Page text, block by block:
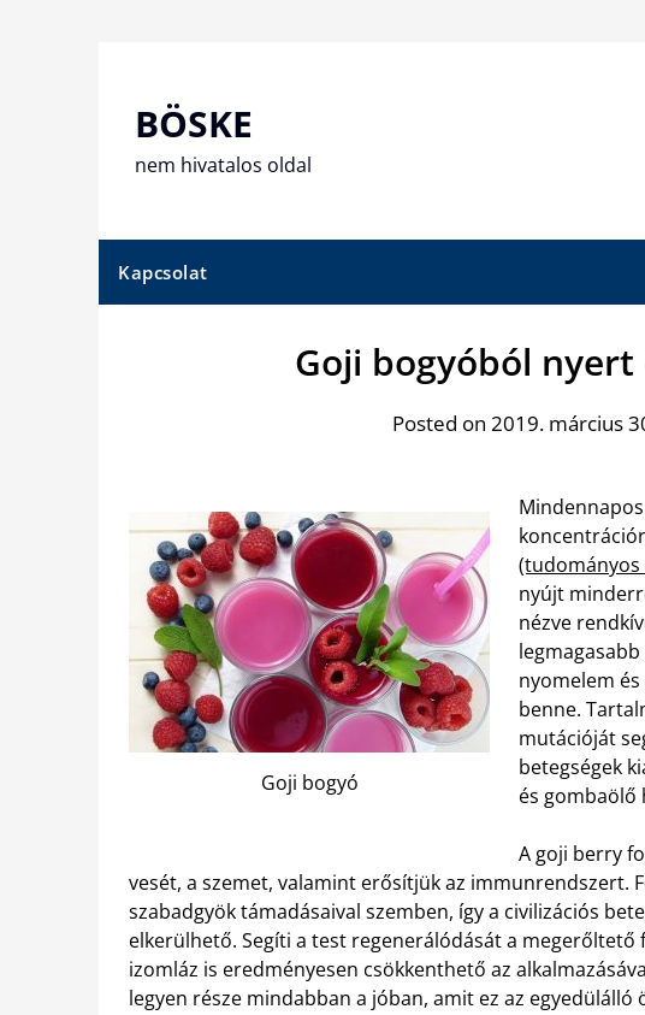
BÖSKE
nem hivatalos oldal
Kapcsolat
Goji bogyóból
Posted on 2019. március
Goji bogyó
nyújt
nézve
nyomelem
benne.
mutációját
betegségek
és gombaölő
A goji berry
vesét, a szemet, valamint erősítjük az immunrendszert.
szabadgyök támadásaival szemben, így a civilizációs
elkerülhető. Segíti a test regenerálódását a megerőltető
izomláz is eredményesen csökkenthető az
legyen része mindabban a jóban, amit ez az egyedülálló